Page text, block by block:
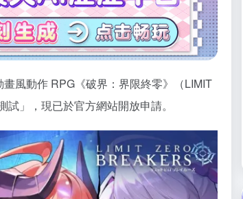
風動作 RPG《破界：界限終零》（LIMIT
」，現已於官方網站開放申請。